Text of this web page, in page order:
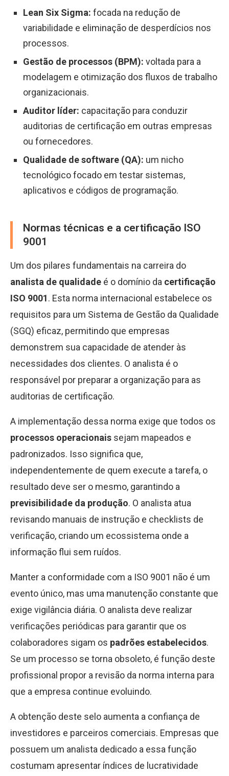
Lean Six Sigma: focada na redução de
variabilidade e eliminação de desperdícios nos
processos.
Gestão de processos (BPM): voltada para a
modelagem e otimização dos fluxos de trabalho
organizacionais.
Auditor líder: capacitação para conduzir
auditorias de certificação em outras empresas
ou fornecedores.
Qualidade de software (QA): um nicho
tecnológico focado em testar sistemas,
aplicativos e códigos de programação.
Normas técnicas e a certificação ISO
9001
Um dos pilares fundamentais na carreira do
analista de qualidade é o domínio da certificação
ISO 9001. Esta norma internacional estabelece os
requisitos para um Sistema de Gestão da Qualidade
(SGQ) eficaz, permitindo que empresas
demonstrem sua capacidade de atender às
necessidades dos clientes. O analista é o
responsável por preparar a organização para as
auditorias de certificação.
A implementação dessa norma exige que todos os
processos operacionais sejam mapeados e
padronizados. Isso significa que,
independentemente de quem execute a tarefa, o
resultado deve ser o mesmo, garantindo a
previsibilidade da produção. O analista atua
revisando manuais de instrução e checklists de
verificação, criando um ecossistema onde a
informação flui sem ruídos.
Manter a conformidade com a ISO 9001 não é um
evento único, mas uma manutenção constante que
exige vigilância diária. O analista deve realizar
verificações periódicas para garantir que os
colaboradores sigam os padrões estabelecidos.
Se um processo se torna obsoleto, é função deste
profissional propor a revisão da norma interna para
que a empresa continue evoluindo.
A obtenção deste selo aumenta a confiança de
investidores e parceiros comerciais. Empresas que
possuem um analista dedicado a essa função
costumam apresentar índices de lucratividade